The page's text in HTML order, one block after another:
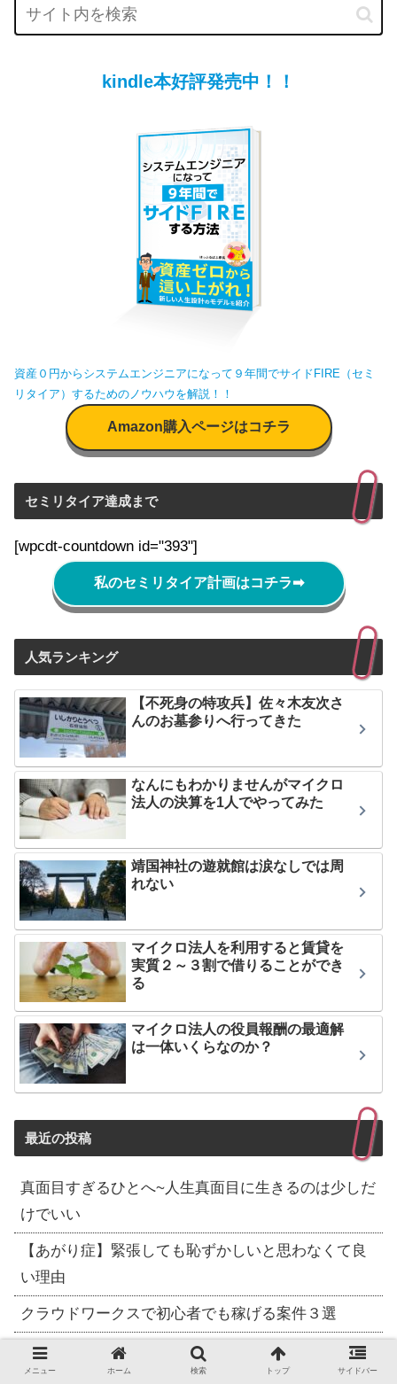
kindle本好評発売中！！
資産０円からシステムエンジニアになって９年間でサイドFIRE（セミ
リタイア）するためのノウハウを解説！！
Amazon購入ページはコチラ
セミリタイア達成まで
[wpcdt-countdown id="393"]
私のセミリタイア計画はコチラ➡
人気ランキング
【不死身の特攻兵】佐々木友次さ
んのお墓参りへ行ってきた
なんにもわかりませんがマイクロ
法人の決算を1人でやってみた
靖国神社の遊就館は涙なしでは周
れない
マイクロ法人を利用すると賃貸を
実質２～３割で借りることができ
る
マイクロ法人の役員報酬の最適解
は一体いくらなのか？
最近の投稿
真面目すぎるひとへ~人生真面目に生きるのは少しだ
けでいい
【あがり症】緊張しても恥ずかしいと思わなくて良
い理由
クラウドワークスで初心者でも稼げる案件３選
【現役ライターが語る】ライター業が初心者におす
すめな理由！
メニュー ホーム 検索 トップ サイドバー